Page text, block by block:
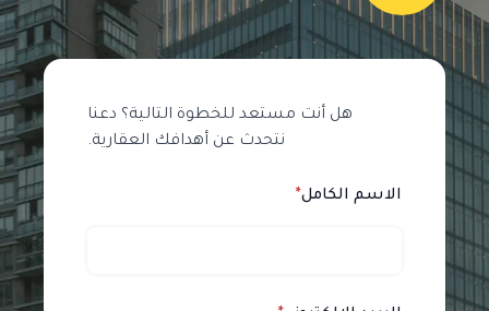
هل أنت مستعد للخطوة التالية؟ دعنا
نتحدث عن أهدافك العقارية.
الاسم الكامل*